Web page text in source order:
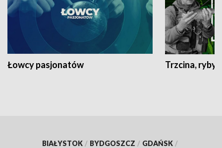
Łowcy pasjonatów Trzcina, ryby
BIAŁYSTOK / BYDGOSZCZ / GDAŃSK /